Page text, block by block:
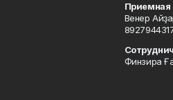
Приемная
Венер
Финзира